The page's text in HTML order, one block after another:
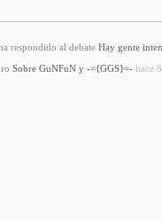
respondido al debate Hay gente
Sobre GuNFuN y -={GGS}=- hace